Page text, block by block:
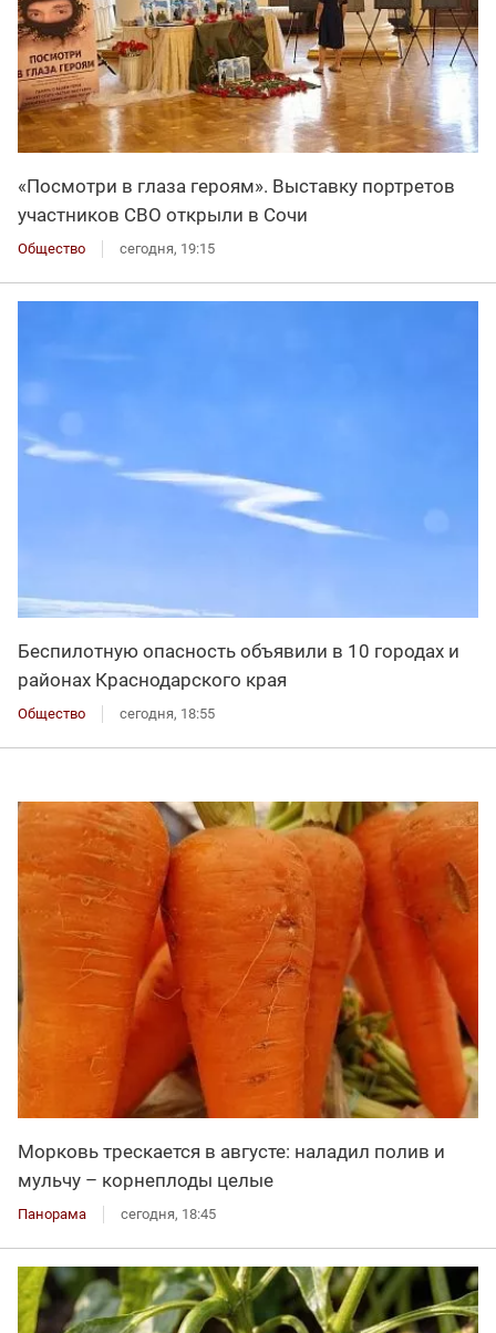
«Посмотри в глаза героям». Выставку портретов
участников СВО открыли в Сочи
Общество сегодня, 19:15
Беспилотную опасность объявили в 10 городах и
районах Краснодарского края
Общество сегодня, 18:55
Морковь трескается в августе: наладил полив и
мульчу – корнеплоды целые
Панорама сегодня, 18:45